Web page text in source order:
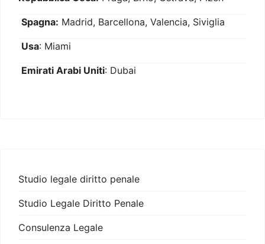
Spagna: Madrid, Barcellona, Valencia, Siviglia
Usa: Miami
Emirati Arabi Uniti: Dubai
Studio legale diritto penale
Studio Legale Diritto Penale
Consulenza Legale